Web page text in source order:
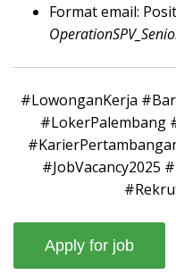
Format email:
#LowonganKerja
#LokerPalembang
#JobVacancy2025